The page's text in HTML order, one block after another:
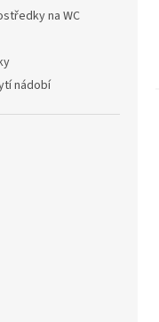
na WC
nádobí